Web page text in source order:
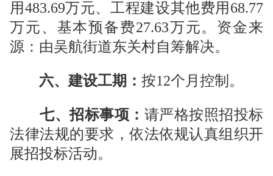
用483.69万元、工程建设其他费用 68.77
万元、基本预备费27.63万元。资金来
源： 由吴航街道东关村自筹解决。
六、建设工期： 按12个月控制。
七、招标事项： 请严格按照招投标
法律法规的要求，依法依规认真组织开
展招投标活动。